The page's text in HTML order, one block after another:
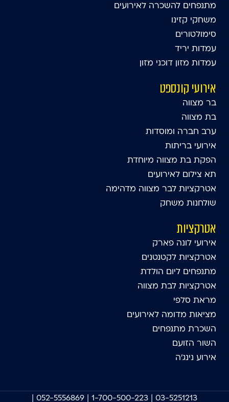
מתנפחים להשכרה לאירועים
משחקי קזינו
סימולטורים
עמדות יריד
עמדות מזון דוכני מזון
אירועי קונספט
בר מצווה
בת מצווה
ערב חברה ומוסדות
אירועי בריתות
הפקת בת מצווה מיוחדת
תא צילום לאירועים
אטרקציות לבר מצווה מדהימה
שולחנות משחק
אטרקציות
אירועי לונה פארק
אטרקציות לקטנטנים
מתנפחים ליום הולדת
אטרקציות לבת מצווה
מראת סלפי
מציאות מדומה לאירועים
השכרת מתנפחים
השור הזועם
אירוע נינג'ה
03-5251213
1-700-500-223
052-5556869